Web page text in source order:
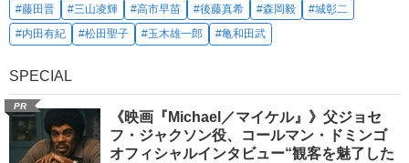
#藤田晋 #三山凌輝 #高市早苗 #後藤真希 #森岡毅
#城彰二
#内田有紀
#松田聖子 #玉木雄一郎 #亀和田武
SPECIAL
PR
《映画『Michael／マイケル』》父ジョセ
フ・ジャクソン役、コールマン・ドミンゴ
オフィシャルインタビュー“観客を魅了した